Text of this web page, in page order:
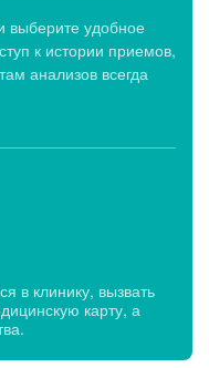
выберите удобное
к истории приемов,
анализов всегда
в клинику, вызвать
карту, а